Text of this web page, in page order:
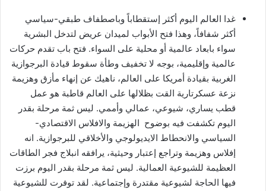
غدا العالم اليوم أكثر إستقطاباً وباصطفاف طبقي-سياسي
أكثر شفافاً، وهذا فتح الأبواب لميدان عريض لتدخل البشرية
سواء بابعاد عالمية أو محلية على السواء. فتح باب تقدم حركات
عالمية وإقليمية، بوجه لا تخفيف وطأة سقوط قيادة البرجوازية
الغربية بقيادة أمريكا على العالم، ناهيك عن إنهاء مأزق وهزيمة
نزعة عسكرتارية القت بظلالها على العالم قاطبة هو عمل
قطب يساري، شيوعي، عمالي وأممي. ليس ثمة مرحلة بقدر
اليوم تكشفت فيه بوضوح الهزيمة والافلاس الاقتصادي-
السياسي والانحطاط الايديولوجي والأخلاقي للبرجوازية. انه
إفلاس وهزيمة وتراجع إعتبار وحيثية، يرافقه انبلاج فجر الطاقات
العظيمة للشيوعية العمالية. ليس ثمة مرحلة بقدر اليوم برزت
فيها الحاجة لشيوعية مقتدرة وإجتماعية. لقد توفرت للشيوعية